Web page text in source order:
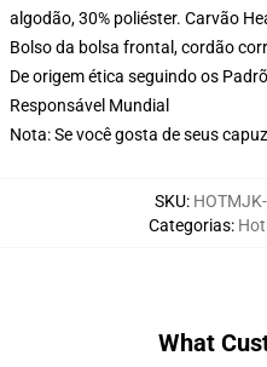
algodão, 30% poliéster. Carvão
Bolso da bolsa frontal, cordão
De origem ética seguindo os
Responsável Mundial
Nota: Se você gosta de seus
SKU:
Categorias:
What